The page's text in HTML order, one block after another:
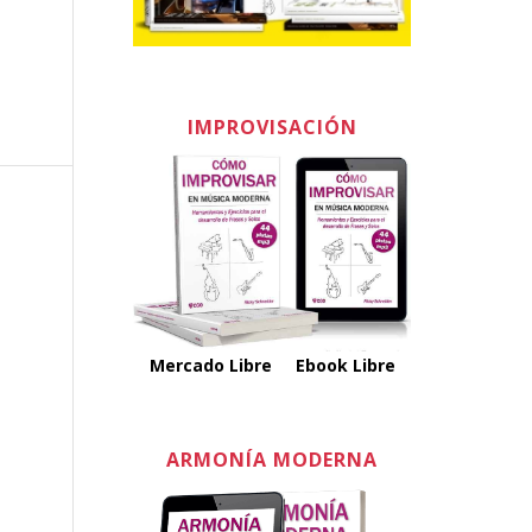
IMPROVISACIÓN
Mercado Libre Ebook Libre
ARMONÍA MODERNA